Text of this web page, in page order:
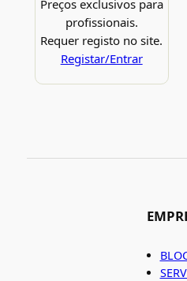
Preços exclusivos para
profissionais.
Requer registo no site.
Registar/Entrar